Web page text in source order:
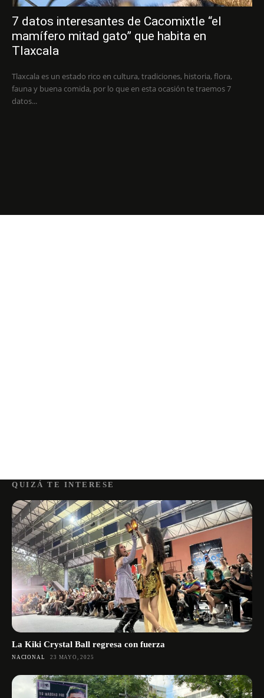
7 datos interesantes de Cacomixtle “el
mamífero mitad gato” que habita en
Tlaxcala
Tlaxcala es un estado rico en cultura, tradiciones, historia, flora,
fauna y buena comida, por lo que en esta ocasión te traemos 7
datos...
QUIZÁ TE INTERESE
La Kiki Crystal Ball regresa con fuerza
NACIONAL 23 MAYO, 2025